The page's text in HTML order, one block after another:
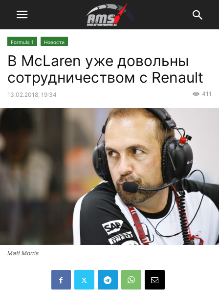
Formula 1 Новости
В McLaren уже довольны
сотрудничеством с Renault
13.02.2018, 19:34 411
Matt Morris